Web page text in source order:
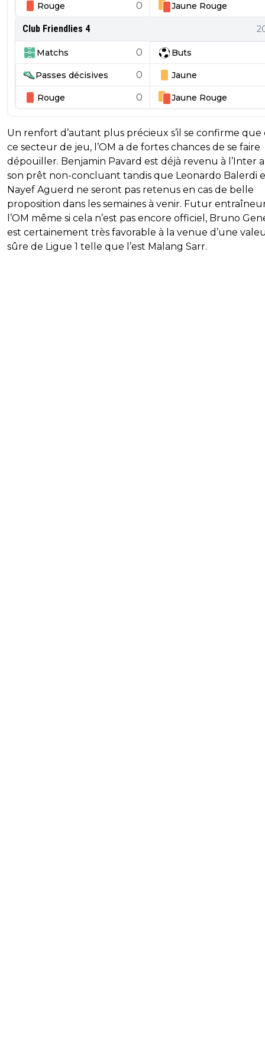
Rouge 0 Jaune Rouge
Club Friendlies 4
Matchs 0 Buts
Passes décisives 0 Jaune
Rouge 0 Jaune Rouge
Un renfort d’autant plus précieux s’il se confirme que
ce secteur de jeu, l’OM a de fortes chances de se faire
dépouiller. Benjamin Pavard est déjà revenu à l’Inter
son prêt non-concluant tandis que Leonardo Balerdi
Nayef Aguerd ne seront pas retenus en cas de belle
proposition dans les semaines à venir. Futur
l’OM même si cela n’est pas encore officiel, Bruno
est certainement très favorable à la venue d’une
sûre de Ligue 1 telle que l’est Malang Sarr.